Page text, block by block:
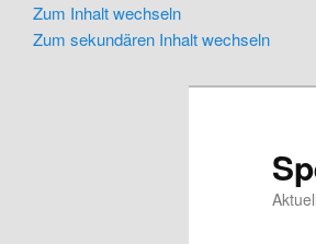
Zum Inhalt wechseln
Zum sekundären Inhalt wechseln